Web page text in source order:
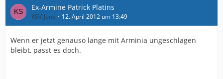
Ex-Armine Patrick Platins
KSV-Jens 12. April 2012 um 13:49
Wenn er jetzt genauso lange mit Arminia ungeschlagen
bleibt, passt es doch.